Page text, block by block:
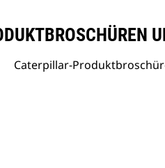
Caterpillar-